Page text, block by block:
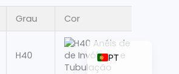
Grau Cor
H40 PT
EN